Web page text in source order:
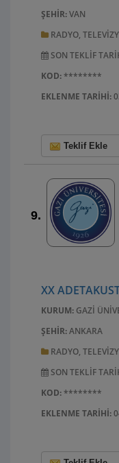
ŞEHIR:VAN
RADYO,
SON TEKLIF
KOD:********
EKLENME TARIHI:
Teklif Ekle
9.
XX
KURUM: GAZI
ŞEHIR:ANKARA
RADYO,
SON TEKLIF
KOD:********
EKLENME TARIHI: